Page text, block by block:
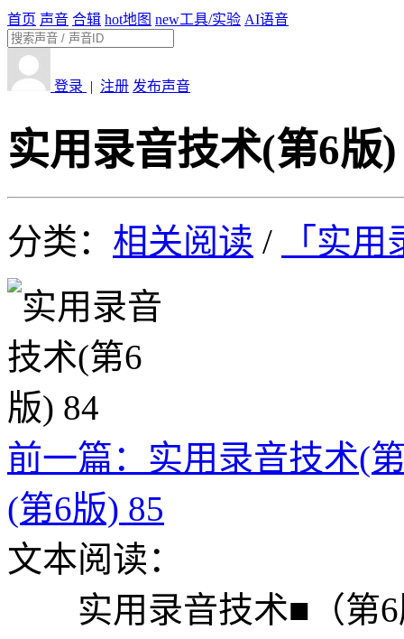
首页 声音 合辑 hot地图 new工具/实验 AI语音
登录 | 注册 发布声音
实用录音技术(第6版)
分类： 相关阅读 / 「实
前一篇：实用录音技术(
(第6版) 85
文本阅读：
实用录音技术■（第6